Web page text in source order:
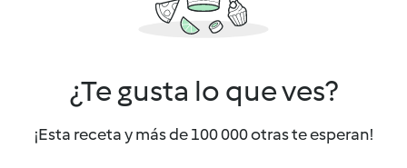
¿Te gusta lo que ves?
¡Esta receta y más de 100 000 otras te esperan!